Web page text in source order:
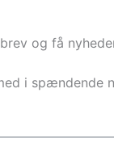
og få
i spændende